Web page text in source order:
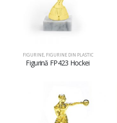
FIGURINE, FIGURINE DIN PLASTIC
Figurină FP423 Hockei